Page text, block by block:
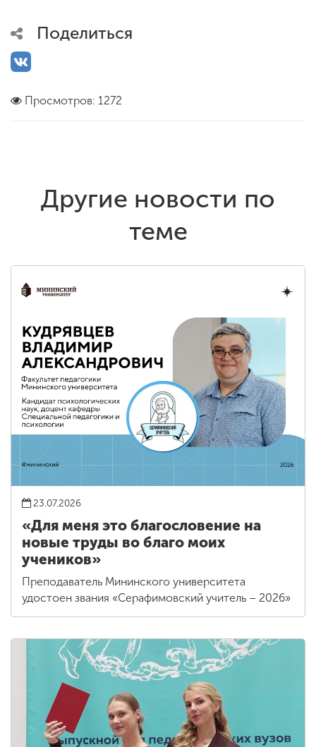
Поделиться
Просмотров: 1272
Другие новости по
теме
23.07.2026
«Для меня это благословение на
новые труды во благо моих
учеников»
Преподаватель Мининского университета
удостоен звания «Серафимовский учитель – 2026»